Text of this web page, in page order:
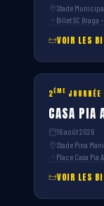
Stade
Billet SC Braga
VOIR LES
2ÈME JOURNÉE
CASA PIA
16 août 2026
Stade Pina
Place Casa Pia
VOIR LES